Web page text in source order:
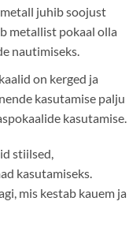
juhib soojust
metallist pokaal olla
nautimiseks.
on kerged ja
kasutamise palju
kasutamise.
stiilsed,
kasutamiseks.
mis kestab kauem ja